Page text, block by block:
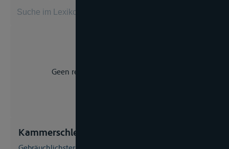
Geen resultaat voor uw zoekopdracht.
Kammerschleuse